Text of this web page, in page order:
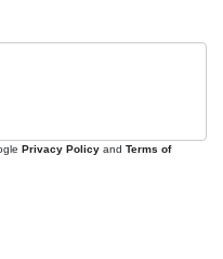
Privacy Policy and Terms of